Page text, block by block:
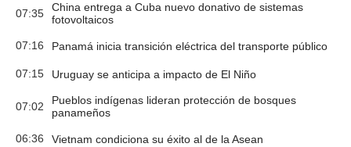
07:35
China entrega a Cuba nuevo donativo de sistemas
fotovoltaicos
07:16 Panamá inicia transición eléctrica del transporte público
07:15 Uruguay se anticipa a impacto de El Niño
07:02
Pueblos indígenas lideran protección de bosques
panameños
06:36 Vietnam condiciona su éxito al de la Asean